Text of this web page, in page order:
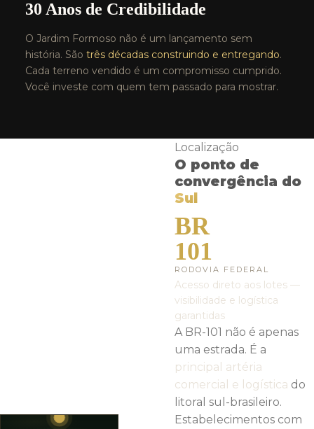
30 Anos de Credibilidade
O Jardim Formoso não é um lançamento sem
história. São três décadas construindo e entregando.
Cada terreno vendido é um compromisso cumprido.
Você investe com quem tem passado para mostrar.
Localização
O ponto de
convergência do
Sul
BR
101
RODOVIA FEDERAL
Acesso direto aos lotes —
visibilidade e logística
garantidas
A BR-101 não é apenas
uma estrada. É a
principal artéria
comercial e logística do
litoral sul-brasileiro.
Estabelecimentos com